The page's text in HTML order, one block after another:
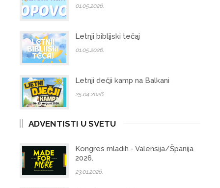
01.05.2026.
Letnji biblijski tečaj
01.05.2026.
Letnji dečji kamp na Balkani
25.04.2026.
ADVENTISTI U SVETU
Kongres mladih - Valensija/Španija
2026.
23.01.2026.